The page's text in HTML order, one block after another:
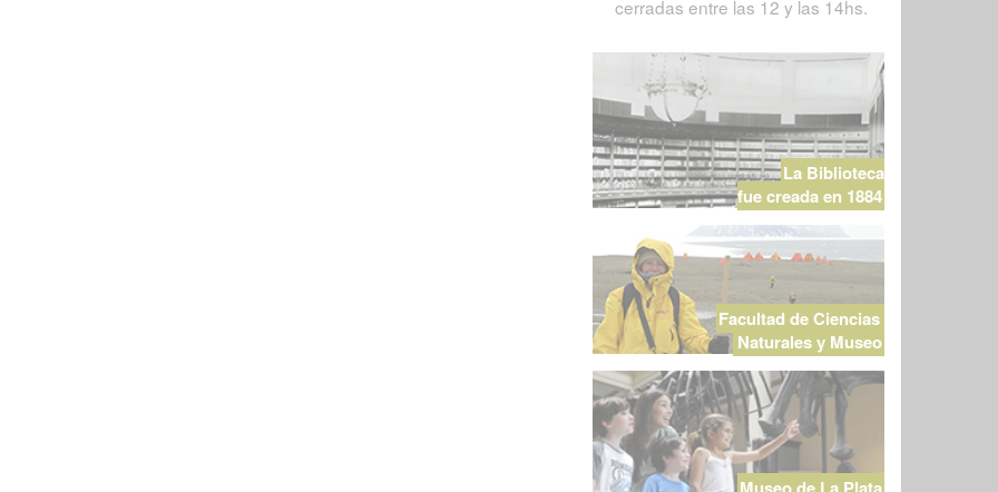
cerradas entre las 12 y las 14hs.
La Biblioteca
fue creada en 1884
Facultad de Ciencias
Naturales y Museo